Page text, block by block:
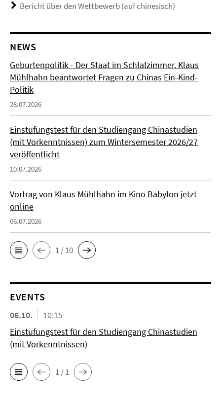
Bericht über den Wettbewerb (auf chinesisch)
NEWS
Geburtenpolitik - Der Staat im Schlafzimmer. Klaus
Mühlhahn beantwortet Fragen zu Chinas Ein-Kind-
Politik
28.07.2026
Einstufungstest für den Studiengang Chinastudien
(mit Vorkenntnissen) zum Wintersemester 2026/27
veröffentlicht
10.07.2026
Vortrag von Klaus Mühlhahn im Kino Babylon jetzt
online
06.07.2026
1 / 10
EVENTS
06.10.
10:15
Einstufungstest für den Studiengang Chinastudien
(mit Vorkenntnissen)
1 / 1